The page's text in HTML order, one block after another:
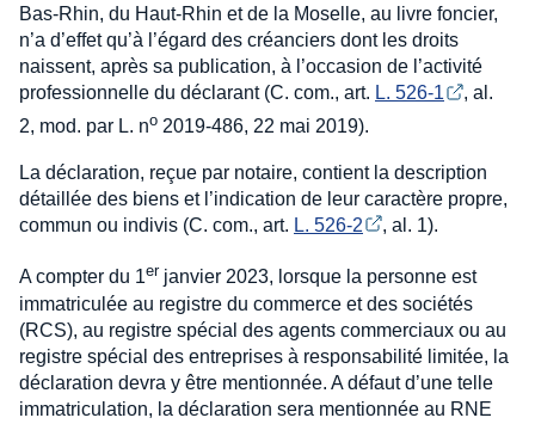
Bas-Rhin, du Haut-Rhin et de la Moselle, au livre foncier,
n’a d’effet qu’à l’égard des créanciers dont les droits
naissent, après sa publication, à l’occasion de l’activité
professionnelle du déclarant (C. com., art. L. 526-1
, al.
2, mod. par L. no 2019-486, 22 mai 2019).
La déclaration, reçue par notaire, contient la description
détaillée des biens et l’indication de leur caractère propre,
commun ou indivis (C. com., art. L. 526-2 , al. 1).
A compter du 1er janvier 2023, lorsque la personne est
immatriculée au registre du commerce et des sociétés
(RCS), au registre spécial des agents commerciaux ou au
registre spécial des entreprises à responsabilité limitée, la
déclaration devra y être mentionnée. A défaut d’une telle
immatriculation, la déclaration sera mentionnée au RNE